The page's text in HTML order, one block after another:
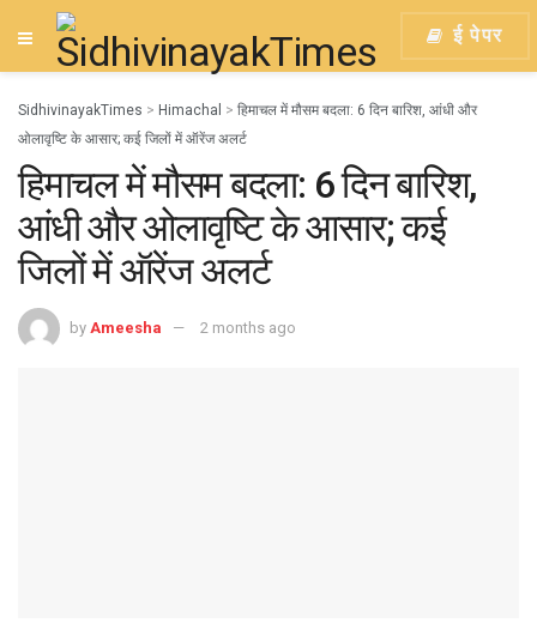
ई पेपर
SidhivinayakTimes > Himachal > हिमाचल में मौसम बदला: 6 दिन बारिश, आंधी और
ओलावृष्टि के आसार; कई जिलों में ऑरेंज अलर्ट
हिमाचल में मौसम बदला: 6 दिन बारिश,
आंधी और ओलावृष्टि के आसार; कई
जिलों में ऑरेंज अलर्ट
by Ameesha 2 months ago